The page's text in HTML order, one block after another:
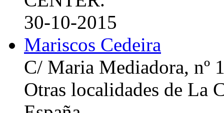
30-10-2015
Mariscos Cedeira
C/ Maria Mediadora, nº
Otras localidades de La